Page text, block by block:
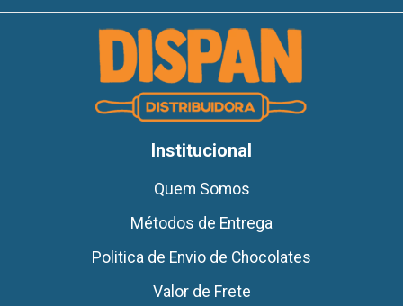
Institucional
Quem Somos
Métodos de Entrega
Politica de Envio de Chocolates
Valor de Frete